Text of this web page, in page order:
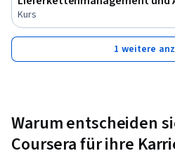
Kurs
1 weitere
Warum entscheiden
Coursera für ihre